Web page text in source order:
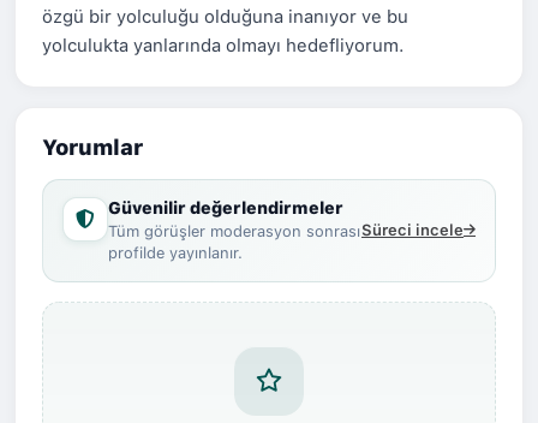
özgü bir yolculuğu olduğuna inanıyor ve bu
yolculukta yanlarında olmayı hedefliyorum.
Yorumlar
Güvenilir değerlendirmeler
Tüm görüşler moderasyon sonrası
profilde yayınlanır.
Süreci incele